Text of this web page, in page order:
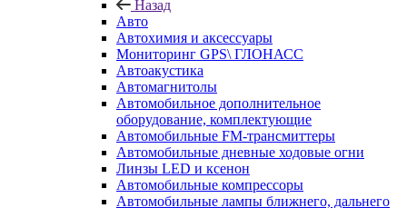
Назад
Авто
Автохимия и аксессуары
Мониторинг GPS\ ГЛОНАСС
Автоакустика
Автомагнитолы
Автомобильное дополнительное
оборудование, комплектующие
Автомобильные FM-трансмиттеры
Автомобильные дневные ходовые огни
Линзы LED и ксенон
Автомобильные компрессоры
Автомобильные лампы ближнего, дальнего